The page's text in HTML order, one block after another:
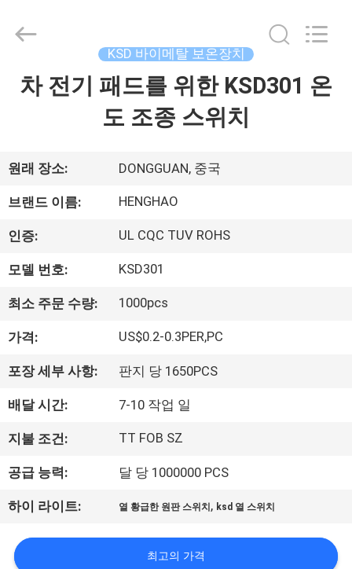
홈
품
소
개
쇼
회
사
소
개
공
장
2026
Electric
KSD 바이메탈 보온장치
차 전기 패드를 위한 KSD301 온
도 조종 스위치
원래 장소: DONGGUAN, 중국
브랜드 이름: HENGHAO
인증: UL CQC TUV ROHS
모델 번호: KSD301
최소 주문 수량: 1000pcs
가격: US$0.2-0.3PER,PC
포장 세부 사항: 판지 당 1650PCS
배달 시간: 7-10 작업 일
지불 조건: TT FOB SZ
공급 능력: 달 당 1000000 PCS
하이 라이트: 열 황급한 원판 스위치 , ksd 열 스위치
최고의 가격